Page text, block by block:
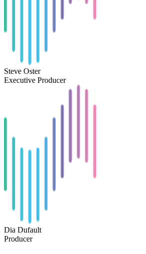
Steve Oster
Executive Producer
Dia Dufault
Producer